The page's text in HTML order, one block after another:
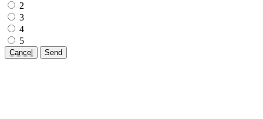
2
3
4
5
Cancel Send